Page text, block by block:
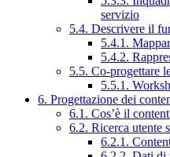
servizio
5.4. Descrivere il
5.4.1.
5.4.2.
5.5. Co-progettare
5.5.1.
6. Progettazione dei
6.1. Cos’è il
6.2. Ricerca utente
6.2.1.